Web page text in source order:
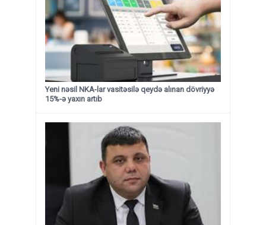
Yeni nəsil NKA-lar vasitəsilə qeydə alınan dövriyyə
15%-ə yaxın artıb